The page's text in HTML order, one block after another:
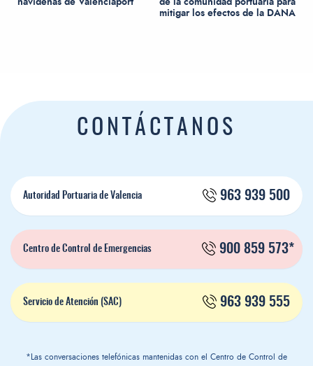
navideñas de Valenciaport
de la comunidad portuaria para
mitigar los efectos de la DANA
CONTÁCTANOS
Autoridad Portuaria de Valencia 963 939 500
Centro de Control de Emergencias 900 859 573*
Servicio de Atención (SAC) 963 939 555
*Las conversaciones telefónicas mantenidas con el Centro de Control de